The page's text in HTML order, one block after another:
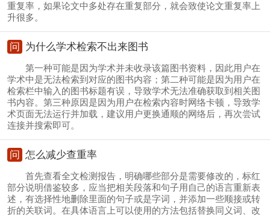
重复率，如果论文中多处存在重复部分，就会致使论文重复率上
升很多。
问 为什么学术检索不出来图书
第一种可能是因为学术并未收录该篇图书资料，因此用户在
学术中是无法检索到对应的图书内容；第二种可能是因为用户在
检索栏中输入的图书标题有误，导致学术无法准确获取到相关图
书内容。第三种原因是因为用户在检索内容时网络卡顿，导致学
术页面无法运行并加载，建议用户更换通顺的网络后，再次尝试
连接并搜索即可。
问 怎么减少查重率
首先查看全文检测报告，明确哪些部分是需要修改的，标红
部分说明借鉴较多，应当把相关段落和句子用自己的语言重新表
述，有选择性地删除里面的句子或是字词，并添加一些顺接或转
折的关联词。在具体语言上可以使用的方法包括替换同义词、改